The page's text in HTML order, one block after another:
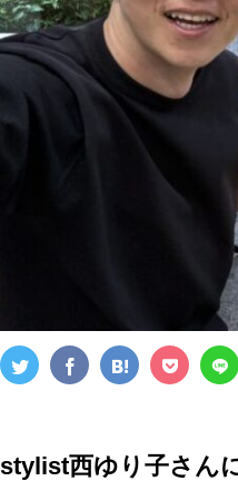
stylist西ゆり子さん